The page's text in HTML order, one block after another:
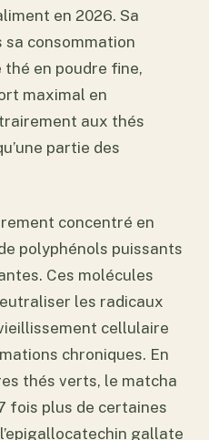
en 2026. Sa
consommation
en poudre fine,
maximal en
aux thés
partie des
concentré en
polyphénols puissants
Ces molécules
les radicaux
cellulaire
chroniques. En
thés verts, le matcha
fois plus de certaines
gallate